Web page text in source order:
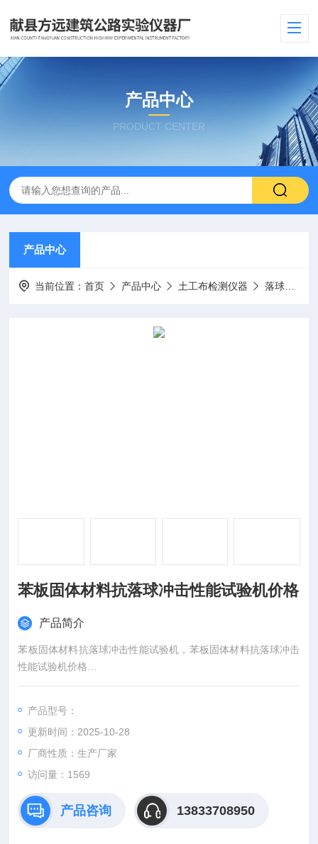
产品中心
PRODUCT CENTER
产品中心
当前位置：首页 产品中心 土工布检测仪器 落球冲击性能试验机
苯板固体材料抗落球冲击性能试验机价格
产品简介
苯板固体材料抗落球冲击性能试验机，苯板固体材料抗落球冲击
性能试验机价格
用于膨胀聚苯板薄抹灰表面抵抗冲击强度的性能试验。适用于固
产品型号：
更新时间：2025-10-28
厂商性质：生产厂家
访问量：1569
产品咨询 13833708950